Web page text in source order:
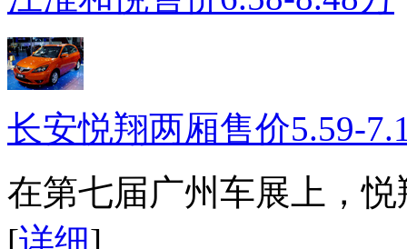
长安悦翔两厢售价5.59-
在第七届广州车展上，